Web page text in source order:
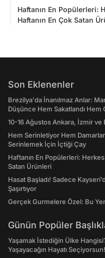
Haftanın En Popülerleri:
Haftanın En Çok Satan
Son Eklenenler
Brezilya'da İnanılmaz Anlar:
Düşünce Hem Sakatlandı Hem
10-16 Ağustos Ankara, İzmir ve
Hem Serinletiyor Hem
Serinlemek İçin İçtiği Çay
Haftanın En Popülerleri:
Satan Ürünleri
Hasat Başladı! Sadece
Şaşırtıyor
Gerçek Gurmelere Özel: Bu
Günün Popüler
Yaşamak İstediğin Ülke
Yaşayacağın Hayatı Seçiyorsun!